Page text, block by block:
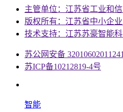
主管单位：江苏省工业和
版权所有：江苏省中小企
技术支持：江苏苏豪智能
苏公网安备
苏ICP备10212819-4号
智能